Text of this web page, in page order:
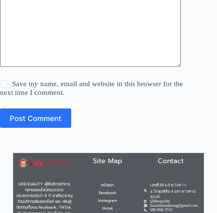
Save my name, email and website in this browser for the
next time I comment.
Post Comment
LIKEQUALITY ผู้ให้บริการทำการ
ตลาดออนไลน์ครบวงจร
ประสบการณ์กว่า 8 ปี เราเชี่ยวชาญ
ด้านบริการเพิ่มยอดไลค์ และ เพิ่มผู้
ติดตามทั้งบน Facebook, TikTok,
Site Map
หน้าแรก
Facebook
Instagram
tiktok
Contact
เลขที่ 89 ม.9 ต.วังยาว
อ.โกสุมพิสัย จ.มหาสารคาม
44140
@likequality
kansakkamdoung@gmail.com
090-898-3532